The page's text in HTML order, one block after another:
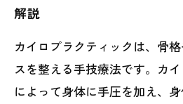
解説
カイロプラクティックは、骨
スを整える手技療法です。カ
によって身体に手圧を加え、